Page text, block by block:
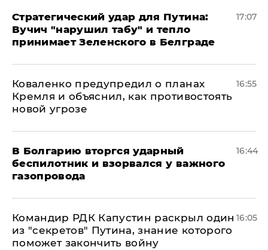
Стратегический удар для Путина:
Вучич "нарушил табу" и тепло
принимает Зеленского в Белграде
17:07
Коваленко предупредил о планах
Кремля и объяснил, как противостоять
новой угрозе
16:55
В Болгарию вторгся ударный
беспилотник и взорвался у важного
газопровода
16:44
Командир РДК Капустин раскрыл один
из "секретов" Путина, знание которого
поможет закончить войну
16:05